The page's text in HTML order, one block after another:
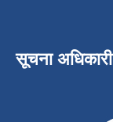
सूचना अधिकारी